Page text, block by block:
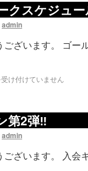
クスケジュ
admin
ございます。 ゴー
け付けていません
第2弾‼
admin
ございます。 入会